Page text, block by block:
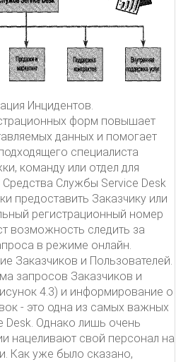
Инцидентов.
форм повышает
данных и помогает
специалиста
команду или отдел для
Службы Service Desk
предоставить Заказчику или
регистрационный номер
возможность следить за
в режиме онлайн.
Заказчиков и Пользователей.
запросов Заказчиков и
4.3) и информирование о
- это одна из самых важных
Desk. Однако лишь очень
нацеливают свой персонал на
Как уже было сказано,